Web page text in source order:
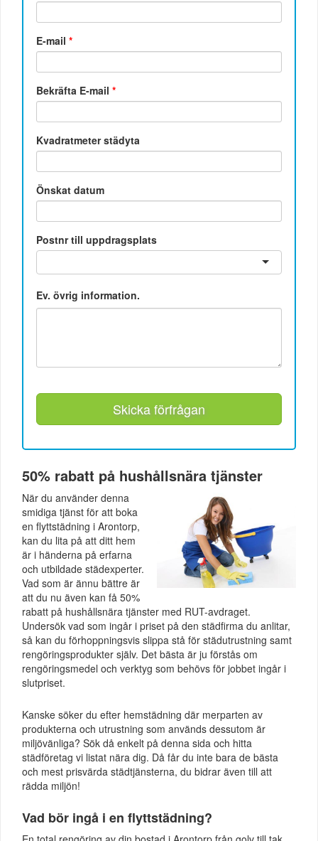
E-mail*
Bekräfta E-mail*
Kvadratmeter städyta
Önskat datum
Postnr till uppdragsplats
Ev. övrig information.
Skicka förfrågan
50% rabatt på hushållsnära tjänster
När du använder denna
smidiga tjänst för att boka
en flyttstädning i Arontorp,
kan du lita på att ditt hem
är i händerna på erfarna
och utbildade städexperter.
Vad som är ännu bättre är
att du nu även kan få 50%
rabatt på hushållsnära tjänster med RUT-avdraget.
Undersök vad som ingår i priset på den städfirma du anlitar,
så kan du förhoppningsvis slippa stå för städutrustning samt
rengöringsprodukter själv. Det bästa är ju förstås om
rengöringsmedel och verktyg som behövs för jobbet ingår i
slutpriset.
Kanske söker du efter hemstädning där merparten av
produkterna och utrustning som används dessutom är
miljövänliga? Sök då enkelt på denna sida och hitta
städföretag vi listat nära dig. Då får du inte bara de bästa
och mest prisvärda städtjänsterna, du bidrar även till att
rädda miljön!
Vad bör ingå i en flyttstädning?